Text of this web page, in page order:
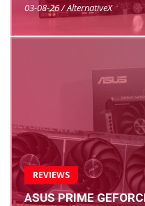
03-08-26 / AlternativeX
REVIEWS
ASUS PRIME